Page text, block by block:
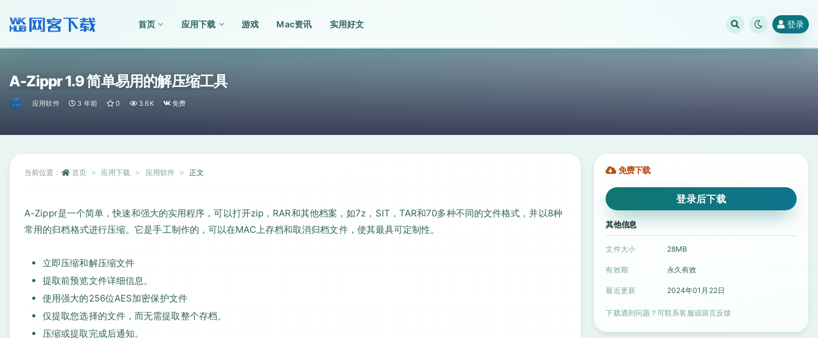
首页 应用下载 游戏 Mac资讯 实用好文 登录
A-Zippr 1.9 简单易用的解压缩工具
应用软件 3 年前 0 3.6K 免费
当前位置： 首页 应用下载 应用软件 正文
A-Zippr是一个简单，快速和强大的实用程序，可以打开zip，RAR和其他档案，如7z，SIT，TAR和70多种不同的文件格式，并以8种
常用的归档格式进行压缩。它是手工制作的，可以在MAC上存档和取消归档文件，使其最具可定制性。
立即压缩和解压缩文件
提取前预览文件详细信息。
使用强大的256位AES加密保护文件
仅提取您选择的文件，而无需提取整个存档。
压缩或提取完成后通知。
免费下载
登录后下载
其他信息
文件大小 28MB
有效期 永久有效
最近更新 2024年01月22日
下载遇到问题？可联系客服或留言反馈